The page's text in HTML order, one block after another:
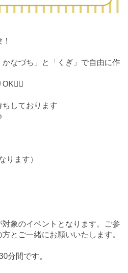
なづち」と「くぎ」で自由に作
しております
ります）
象のイベントとなります。ご参
とご一緒にお願いいたします。
分間です。